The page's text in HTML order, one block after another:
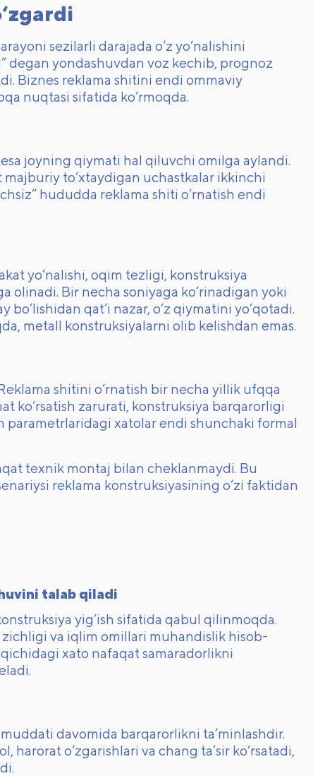
sezilarli darajada o‘z yo‘nalishini
degan yondashuvdan voz kechib, prognoz
Biznes reklama shitini endi ommaviy
nuqtasi sifatida ko‘rmoqda.
joyning qiymati hal qiluvchi omilga aylandi.
to‘xtaydigan uchastkalar ikkinchi
hududda reklama shiti o‘rnatish endi
yo‘nalishi, oqim tezligi, konstruksiya
olinadi. Bir necha soniyaga ko‘rinadigan yoki
qat’i nazar, o‘z qiymatini yo‘qotadi.
metall konstruksiyalarni olib kelishdan emas.
shitini o‘rnatish bir necha yillik ufqqa
ko‘rsatish zarurati, konstruksiya barqarorligi
parametrlaridagi xatolar endi shunchaki formal
texnik montaj bilan cheklanmaydi. Bu
reklama konstruksiyasining o‘zi faktidan
talab qiladi
yig‘ish sifatida qabul qilinmoqda.
va iqlim omillari muhandislik hisob-
xato nafaqat samaradorlikni
davomida barqarorlikni ta’minlashdir.
o‘zgarishlari va chang ta’sir ko‘rsatadi,